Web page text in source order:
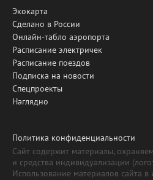
Экокарта
Сделано в России
Онлайн-табло аэропорта
Расписание электричек
Расписание поездов
Подписка на новости
Спецпроекты
Наглядно
Политика конфиденциальности
Сайт содержит материалы,
и средства индивидуализации
Использование материалов сайта